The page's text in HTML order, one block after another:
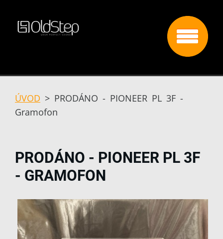
ÚVOD > PRODÁNO - PIONEER PL 3F -
Gramofon
PRODÁNO - PIONEER PL 3F
- GRAMOFON